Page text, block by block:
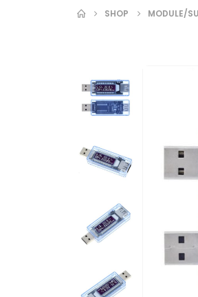
SHOP MODULE/